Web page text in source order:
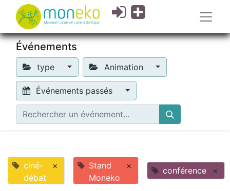
Événements
type Animation
Événements passés
ciné-
débat
×
Stand
Moneko
× conférence ×